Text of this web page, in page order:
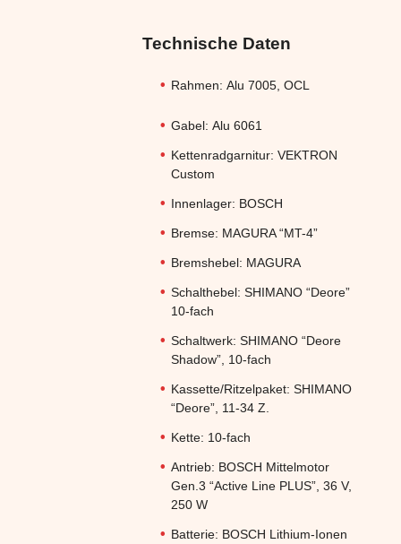
Technische Daten
Rahmen:Alu 7005, OCL
Gabel:Alu 6061
Kettenradgarnitur:VEKTRON
Custom
Innenlager: BOSCH
Bremse: MAGURA “MT-4”
Bremshebel: MAGURA
Schalthebel:SHIMANO “Deore”
10-fach
Schaltwerk:SHIMANO “Deore
Shadow”, 10-fach
Kassette/Ritzelpaket:SHIMANO
“Deore”, 11-34 Z.
Kette: 10-fach
Antrieb: BOSCH Mittelmotor
Gen.3 “Active Line PLUS”, 36 V,
250 W
Batterie: BOSCH Lithium-Ionen